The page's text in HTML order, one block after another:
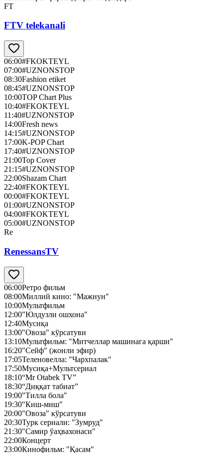
FT
FTV telekanali
06:00#FKOKTEYL
07:00#UZNONSTOP
08:30Fashion etiket
08:45#UZNONSTOP
10:00TOP Chart Plus
10:40#FKOKTEYL
11:40#UZNONSTOP
14:00Fresh news
14:15#UZNONSTOP
17:00K-POP Chart
17:40#UZNONSTOP
21:00Top Cover
21:15#UZNONSTOP
22:00Shazam Chart
22:40#FKOKTEYL
00:00#FKOKTEYL
01:00#UZNONSTOP
04:00#FKOKTEYL
05:00#UZNONSTOP
Re
RenessansTV
06:00Ретро фильм
08:00Миллий кино: "Мажнун"
10:00Мультфильм
12:00"Юлдузли ошхона"
12:40Мусиқа
13:00"Овоза" кўрсатуви
13:10Мультфильм: "Митчеллар машинага қарши"
16:20"Сейф" (жонли эфир)
17:05Теленовелла: "Чархпалак"
17:50Мусиқа+Мультсериал
18:10“Mr Otabek TV”
18:30“Диққат табиат”
19:00"Тилла бола"
19:30"Киш-миш"
20:00"Овоза" кўрсатуви
20:30Турк сериали: "Зумруд"
21:30"Самир ўаҳвахонаси"
22:00Концерт
23:00Кинофильм: "Қасам"